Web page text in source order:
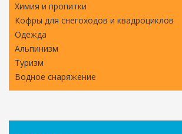
Химия и пропитки
Кофры для снегоходов и квадроциклов
Одежда
Альпинизм
Туризм
Водное снаряжение